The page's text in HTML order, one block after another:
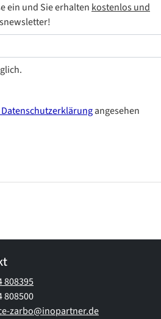
ein und Sie erhalten kostenlos und
angesehen
808395
808500
zarbo@inopartner.de